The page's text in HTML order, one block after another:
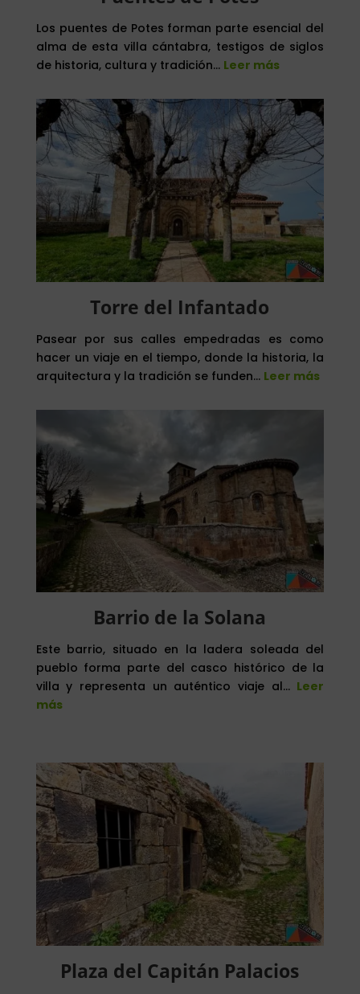
Los puentes de Potes forman parte esencial del
alma de esta villa cántabra, testigos de siglos
de historia, cultura y tradición… Leer más
Torre del Infantado
Pasear por sus calles empedradas es como
hacer un viaje en el tiempo, donde la historia, la
arquitectura y la tradición se funden… Leer más
Barrio de la Solana
Este barrio, situado en la ladera soleada del
pueblo forma parte del casco histórico de la
villa y representa un auténtico viaje al… Leer
más
Plaza del Capitán Palacios